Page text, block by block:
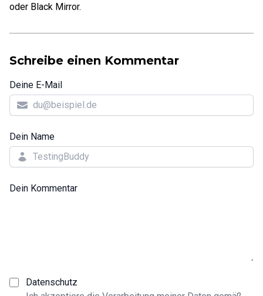
oder Black Mirror.
Schreibe einen Kommentar
Deine E-Mail
Dein Name
Dein Kommentar
Datenschutz